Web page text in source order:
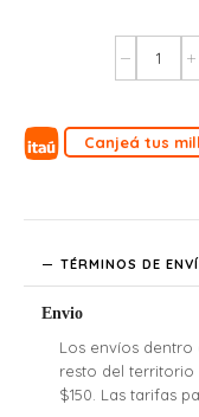
Canjeá tus
TÉRMINOS DE
Envio
Los envíos dentro
resto del
$150. Las tarifas